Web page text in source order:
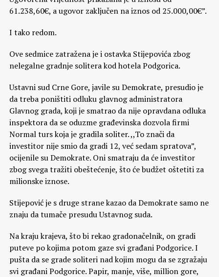
61.238,60€, a ugovor zaključen na iznos od 25.000,00€”.
I tako redom.
Ove sedmice zatražena je i ostavka Stijepovića zbog
nelegalne gradnje solitera kod hotela Podgorica.
Ustavni sud Crne Gore, javile su Demokrate, presudio je
da treba poništiti odluku glavnog administratora
Glavnog grada, koji je smatrao da nije opravdana odluka
inspektora da se oduzme građevinska dozvola firmi
Normal turs koja je gradila soliter. ,,To znači da
investitor nije smio da gradi 12, već sedam spratova”,
ocijenile su Demokrate. Oni smatraju da će investitor
zbog svega tražiti obeštećenje, što će budžet oštetiti za
milionske iznose.
Stijepović je s druge strane kazao da Demokrate samo ne
znaju da tumače presudu Ustavnog suda.
Na kraju krajeva, što bi rekao gradonačelnik, on gradi
puteve po kojima potom gaze svi građani Podgorice. I
pušta da se grade soliteri nad kojim mogu da se zgražaju
svi građani Podgorice. Papir, manje, više, million gore,